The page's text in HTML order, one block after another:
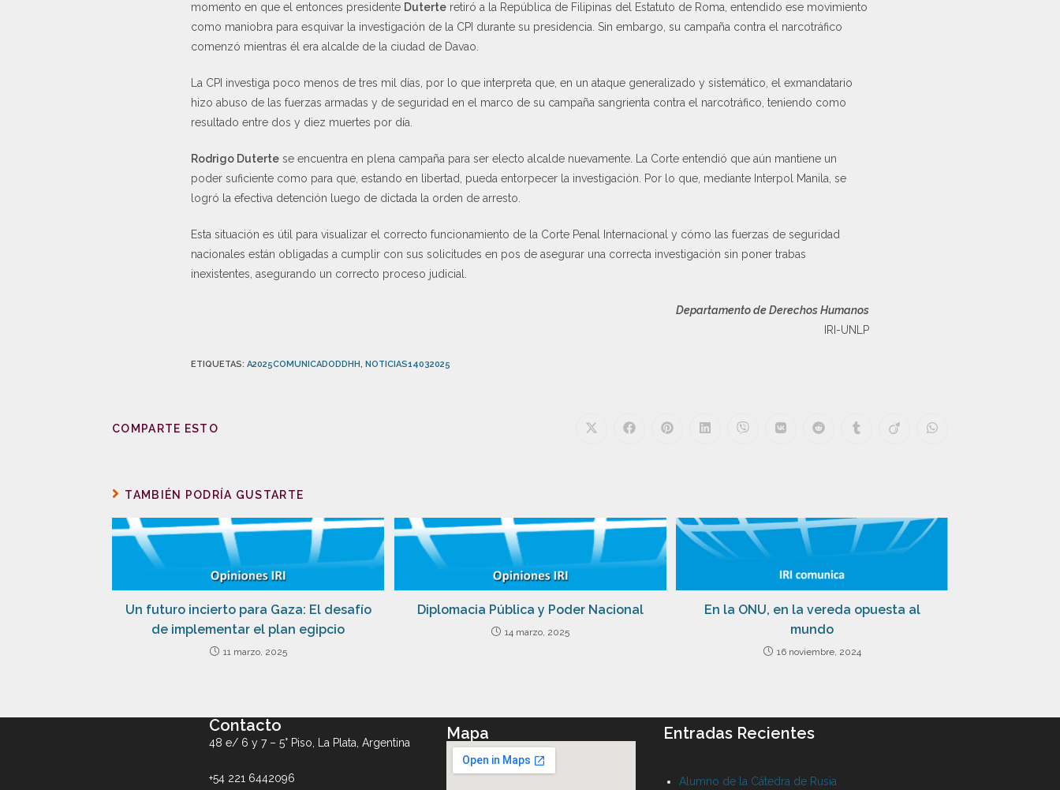
momento en que el entonces presidente Duterte retiró a la República de Filipinas del Estatuto de Roma, entendido ese movimiento
como maniobra para esquivar la investigación de la CPI durante su presidencia. Sin embargo, su campaña contra el narcotráfico
comenzó mientras él era alcalde de la ciudad de Davao.
La CPI investiga poco menos de tres mil días, por lo que interpreta que, en un ataque generalizado y sistemático, el exmandatario
hizo abuso de las fuerzas armadas y de seguridad en el marco de su campaña sangrienta contra el narcotráfico, teniendo como
resultado entre dos y diez muertes por día.
Rodrigo Duterte se encuentra en plena campaña para ser electo alcalde nuevamente. La Corte entendió que aún mantiene un
poder suficiente como para que, estando en libertad, pueda entorpecer la investigación. Por lo que, mediante Interpol Manila, se
logró la efectiva detención luego de dictada la orden de arresto.
Esta situación es útil para visualizar el correcto funcionamiento de la Corte Penal Internacional y cómo las fuerzas de seguridad
nacionales están obligadas a cumplir con sus solicitudes en pos de asegurar una correcta investigación sin poner trabas
inexistentes, asegurando un correcto proceso judicial.
Departamento de Derechos Humanos
IRI-UNLP
ETIQUETAS: A2025COMUNICADODDHH, NOTICIAS14032025
COMPARTE ESTO
TAMBIÉN PODRÍA GUSTARTE
Un futuro incierto para Gaza: El desafío
de implementar el plan egipcio
11 marzo, 2025
Diplomacia Pública y Poder Nacional
14 marzo, 2025
En la ONU, en la vereda opuesta al
mundo
16 noviembre, 2024
Contacto
48 e/ 6 y 7 – 5° Piso, La Plata, Argentina
+54 221 6442096
Mapa Entradas Recientes
Alumno de la Cátedra de Rusia